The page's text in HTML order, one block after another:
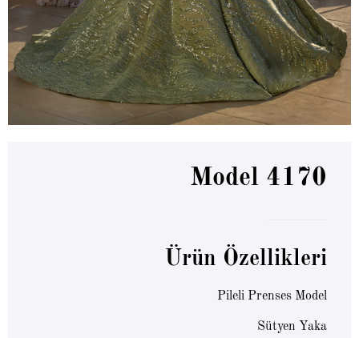
Model 4170
Ürün Özellikleri
Pileli Prenses Model
Sütyen Yaka